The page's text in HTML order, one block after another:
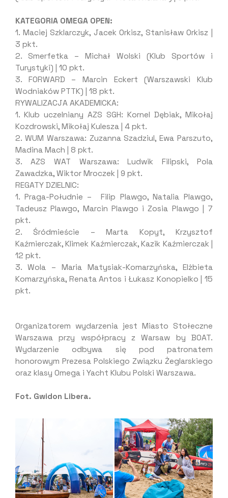
KATEGORIA OMEGA OPEN:
1. Maciej Szklarczyk, Jacek Orkisz, Stanisław Orkisz |
3 pkt.
2. Smerfetka – Michał Wolski (Klub Sportów i
Turystyki) | 10 pkt.
3. FORWARD – Marcin Eckert (Warszawski Klub
Wodniaków PTTK) | 18 pkt.
RYWALIZACJA AKADEMICKA:
1. Klub uczelniany AZS SGH: Kornel Dębiak, Mikołaj
Kozdrowski, Mikołaj Kulesza | 4 pkt.
2. WUM Warszawa: Zuzanna Szadziul, Ewa Parszuto,
Madina Mach | 8 pkt.
3. AZS WAT Warszawa: Ludwik Filipski, Pola
Zawadzka, Wiktor Mroczek | 9 pkt.
REGATY DZIELNIC:
1. Praga-Południe – Filip Plawgo, Natalia Plawgo,
Tadeusz Plawgo, Marcin Plawgo i Zosia Plawgo | 7
pkt.
2. Śródmieście – Marta Kopyt, Krzysztof
Kaźmierczak, Klimek Kaźmierczak, Kazik Kaźmierczak |
12 pkt.
3. Wola – Maria Matysiak-Komarzyńska, Elżbieta
Komarzyńska, Renata Antos i Łukasz Konopielko | 15
pkt.
Organizatorem wydarzenia jest Miasto Stołeczne
Warszawa przy współpracy z Warsaw by BOAT.
Wydarzenie odbywa się pod patronatem
honorowym Prezesa Polskiego Związku Żeglarskiego
oraz klasy Omega i Yacht Klubu Polski Warszawa.
Fot. Gwidon Libera.